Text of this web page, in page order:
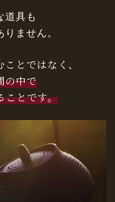
道具も
ません。
とではなく、
の中で
ことです。